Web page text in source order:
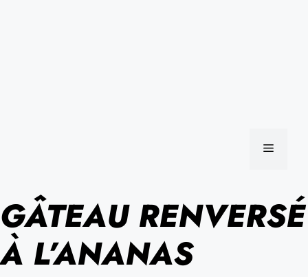
MENU
GÂTEAU RENVERSÉ
À L’ANANAS